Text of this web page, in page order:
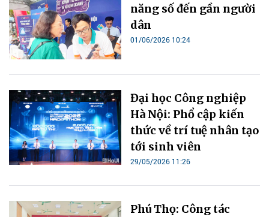
năng số đến gần người
dân
01/06/2026 10:24
Đại học Công nghiệp
Hà Nội: Phổ cập kiến
thức về trí tuệ nhân tạo
tới sinh viên
29/05/2026 11:26
Phú Thọ: Công tác